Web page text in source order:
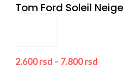
Tom Ford Soleil Neige
2.600rsd – 7.800rsd